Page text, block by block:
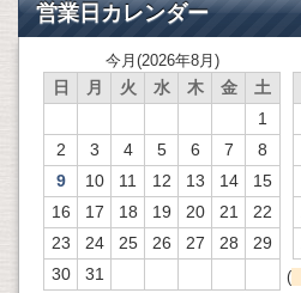
営業日カレンダー
今月(2026年8月)
日 月 火 水 木 金
土
1
2
3 4 5 6 7
8
9
10 11 12 13 14
15
16
17 18 19 20 21
22
23
24 25 26 27 28
29
30
31 (